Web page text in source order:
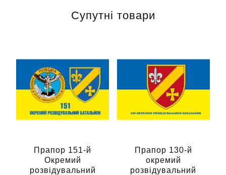
Супутні товари
Прапор 151-й
Окремий
розвідувальний
Прапор 130-й
окремий
розвідувальний